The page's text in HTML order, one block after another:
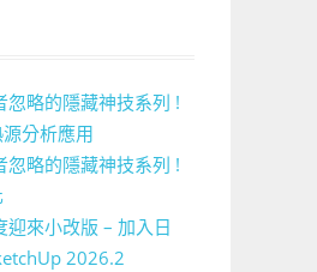
忽略的隱藏神技系列 !
分析應用
忽略的隱藏神技系列 !
來小改版 – 加入日
2026.2